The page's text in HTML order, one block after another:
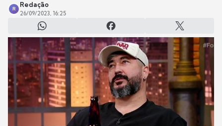
R
Redação
26/09/2023, 16:25